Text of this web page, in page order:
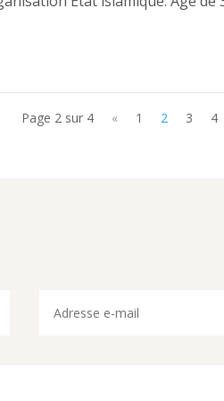
Page 2 sur 4 « 1 2 3 4